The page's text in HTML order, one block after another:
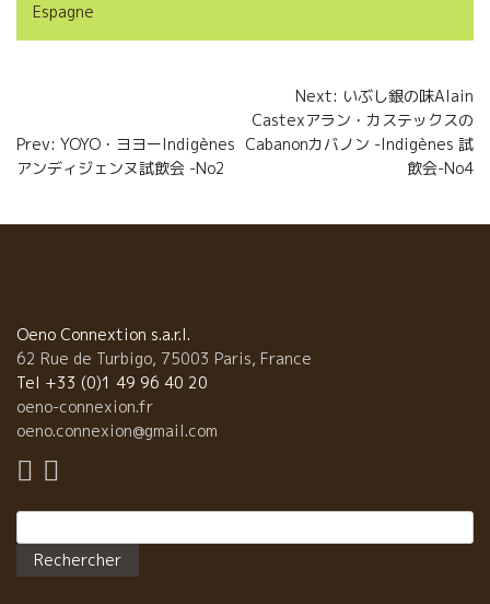
Espagne
de
l’article
Prev: YOYO・ヨヨーIndigènes
アンディジェンヌ試飲会 -No2
Next: いぶし銀の味Alain
Castexアラン・カステックスの
Cabanonカバノン -Indigènes 試
飲会-No4
Oeno Connextion s.a.r.l.
62 Rue de Turbigo, 75003 Paris, France
Tel +33 (0)1 49 96 40 20
oeno-connexion.fr
oeno.connexion@gmail.com